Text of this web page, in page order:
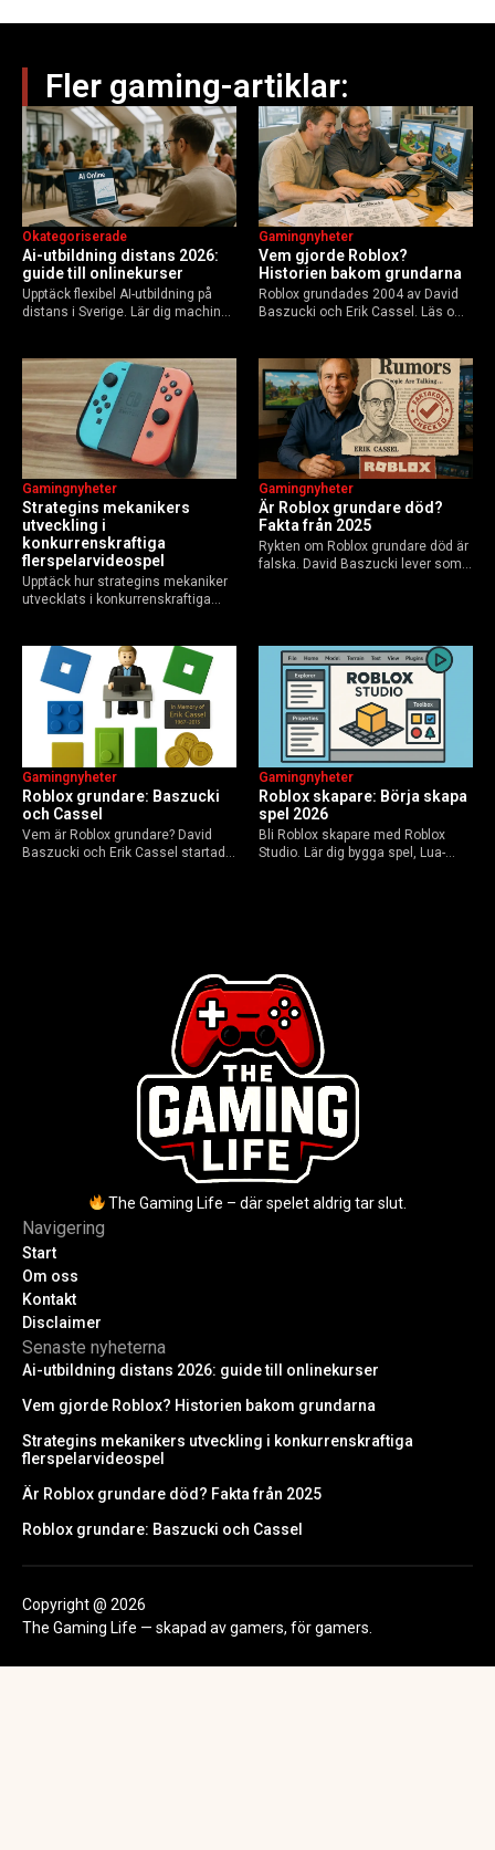
Fler gaming-artiklar:
Ai-utbildning distans 2026:
guide till onlinekurser
Okategoriserade
Upptäck flexibel AI-utbildning på
distans i Sverige. Lär dig machine
Guide för nybörjare och
yrkesverksamma som vill bygga…
Vem gjorde Roblox?
Historien bakom grundarna
Gamingnyheter
Roblox grundades 2004 av David
Baszucki och Erik Cassel. Läs om
användare 2025, och vad som
händer inför 2026.
Strategins mekanikers
utveckling i
konkurrenskraftiga
flerspelarvideospel
Gamingnyheter
Upptäck hur strategins mekaniker
utvecklats i konkurrenskraftiga
AI-drivna innovationer.
Är Roblox grundare död?
Fakta från 2025
Gamingnyheter
Rykten om Roblox grundare död är
falska. David Baszucki lever som
Roblox grundare: Baszucki
och Cassel
Gamingnyheter
Vem är Roblox grundare? David
Baszucki och Erik Cassel startade
Roblox skapare: Börja skapa
spel 2026
Gamingnyheter
Bli Roblox skapare med Roblox
Studio. Lär dig bygga spel, Lua-
The Gaming Life – där spelet aldrig tar slut.
Navigering
Start
Om oss
Kontakt
Disclaimer
Senaste nyheterna
Ai-utbildning distans 2026: guide till onlinekurser
Vem gjorde Roblox? Historien bakom grundarna
Strategins mekanikers utveckling i konkurrenskraftiga
flerspelarvideospel
Är Roblox grundare död? Fakta från 2025
Roblox grundare: Baszucki och Cassel
Copyright @ 2026
The Gaming Life — skapad av gamers, för gamers.